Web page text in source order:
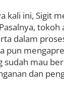
p
kali ini, Sigit
tokoh
dalam
pun
sudah mau
dan